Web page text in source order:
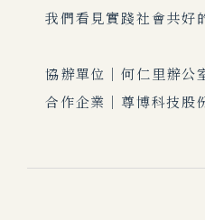
我們看見實踐社會共好
協辦單位｜何仁里辦公
合作企業｜尊博科技股